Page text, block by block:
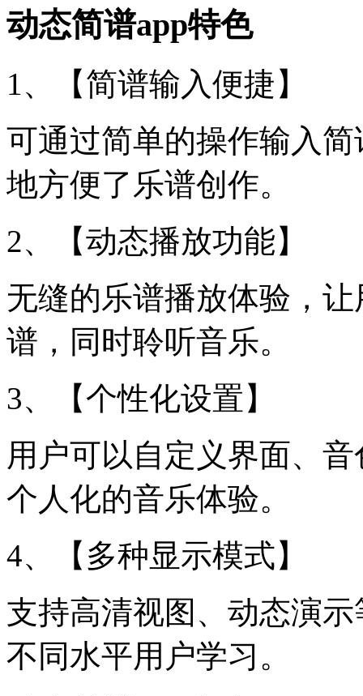
动态简谱app特色
1、【简谱输入便捷】
可通过简单的操作输入
地方便了乐谱创作。
2、【动态播放功能】
无缝的乐谱播放体验，
谱，同时聆听音乐。
3、【个性化设置】
用户可以自定义界面、
个人化的音乐体验。
4、【多种显示模式】
支持高清视图、动态演
不同水平用户学习。